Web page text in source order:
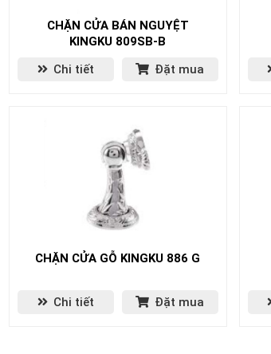
CHẶN CỬA BÁN NGUYỆT
KINGKU 809SB-B
Chi tiết
Đặt mua
CHẶN CỬA GỖ KINGKU 886 G
Chi tiết Đặt mua